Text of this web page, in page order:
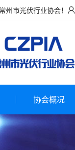
州市光伏行业协会！ 
协会概况